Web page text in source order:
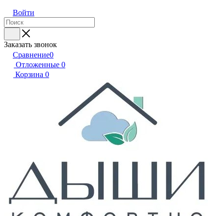
Войти
Заказать звонок
Сравнение0
Отложенные 0
Корзина 0